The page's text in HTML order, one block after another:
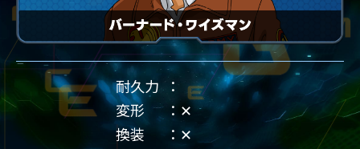
耐久力
変形
✕
換装
✕